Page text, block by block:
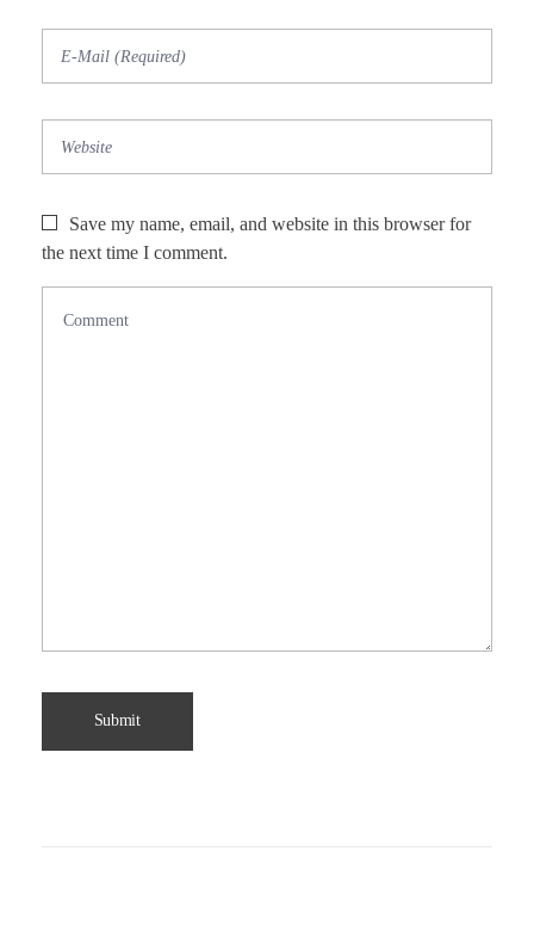
Save my name, email, and website in this browser for
the next time I comment.